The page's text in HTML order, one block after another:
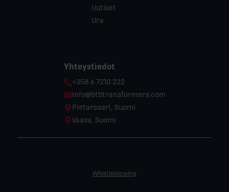
Uutiset
Ura
Yhteystiedot
Phone:
+358 6 7210 222
Email:
info@btbtransformers.com
Location:
Pietarsaari, Suomi
Location:
Vaasa, Suomi
Whistleblowing